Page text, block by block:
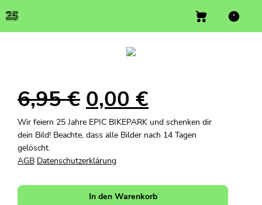
6,95€ 0,00€
Wir feiern 25 Jahre EPIC BIKEPARK und schenken dir
dein Bild! Beachte, dass alle Bilder nach 14 Tagen
gelöscht.
AGB Datenschutzerklärung
In den Warenkorb